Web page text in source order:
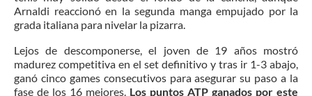
Arnaldi reaccionó en la segunda manga empujado por la
grada italiana para nivelar la pizarra.
Lejos de descomponerse, el joven de 19 años mostró
madurez competitiva en el set definitivo y tras ir 1-3 abajo,
ganó cinco games consecutivos para asegurar su paso a la
fase de los 16 mejores. Los puntos ATP ganados por este